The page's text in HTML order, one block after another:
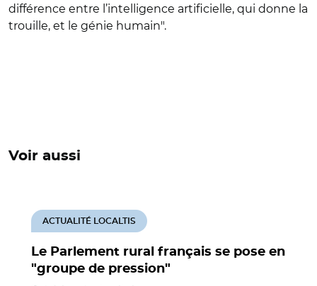
différence entre l’intelligence artificielle, qui donne la
trouille, et le génie humain".
Voir aussi
Le Parlement rural français se pose en
"groupe de pression"
ACTUALITÉ LOCALTIS